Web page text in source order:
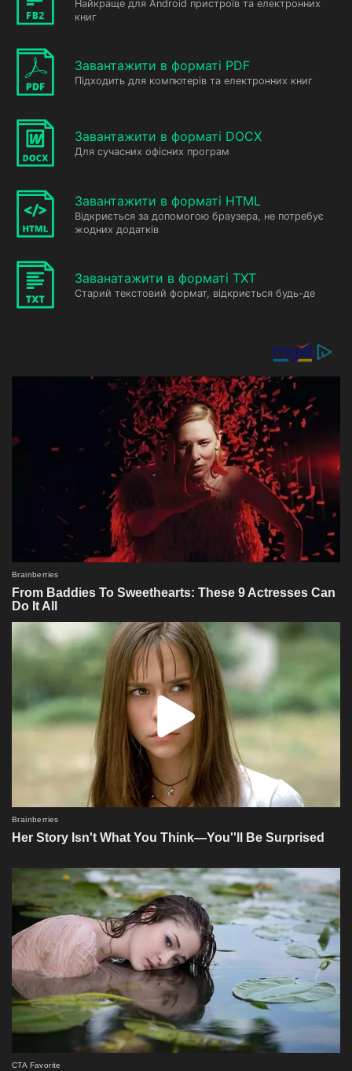
Найкраще для Android пристроїв та електронних
книг
Завантажити в форматі PDF
Підходить для компютерів та електронних книг
Завантажити в форматі DOCX
Для сучасних офісних програм
Завантажити в форматі HTML
Відкриється за допомогою браузера, не потребує
жодних додатків
Заванатажити в форматі TXT
Старий текстовий формат, відкриється будь-де